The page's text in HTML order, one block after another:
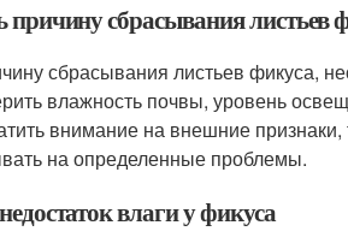
сбрасывания листьев
сбрасывания листьев фикуса,
влажность почвы, уровень
внимание на внешние
на определенные проблемы.
влаги у фикуса